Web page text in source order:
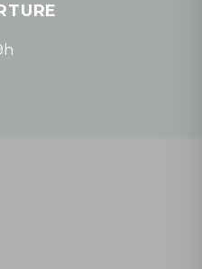
/ 14h à 19h
et Août